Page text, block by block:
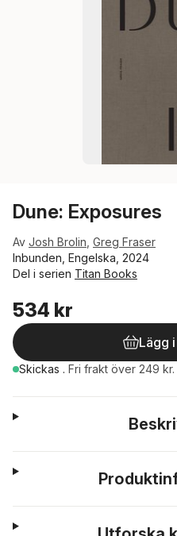
Dune: Exposures
Av Josh Brolin Greg Fraser
Inbunden, Engelska, 2024
Del i serien Titan Books
534 kr
Lägg
Skickas . Fri frakt över 249 kr.